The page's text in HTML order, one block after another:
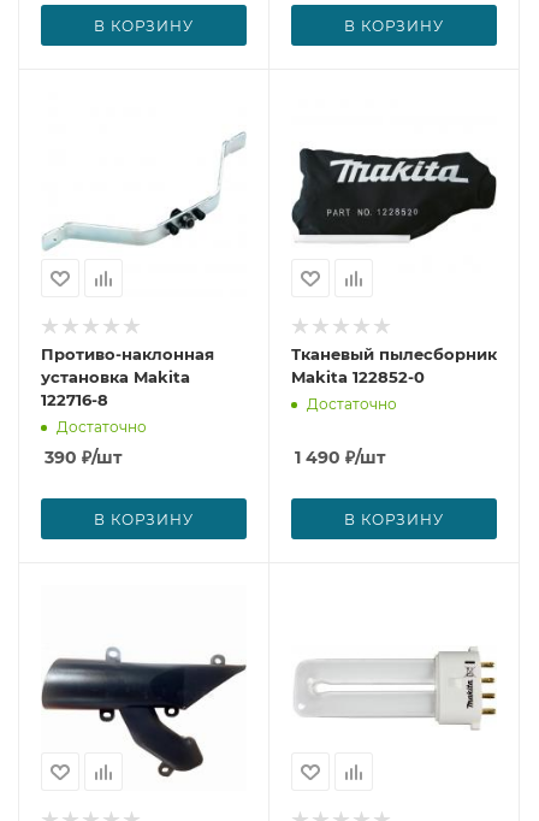
В КОРЗИНУ В КОРЗИНУ
Противо-наклонная
установка Makita
122716-8
Достаточно
390 ₽/шт
В КОРЗИНУ
Тканевый пылесборник
Makita 122852-0
Достаточно
1 490 ₽/шт
В КОРЗИНУ